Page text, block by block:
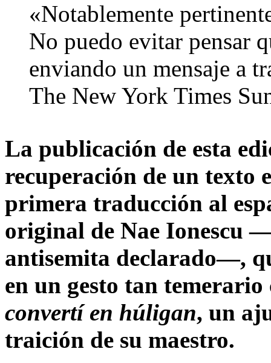
«Notablemente
No puedo evitar pensar
enviando un mensaje a
The New York Times
La publicación de esta
recuperación de un texto
primera traducción al
original de Nae Ionescu
antisemita declarado—,
en un gesto tan
convertí en húligan, un
traición de su maestro.